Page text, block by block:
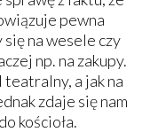
pewna
na wesele czy
np. na zakupy.
teatralny, a jak na
zdaje się nam
kościoła.